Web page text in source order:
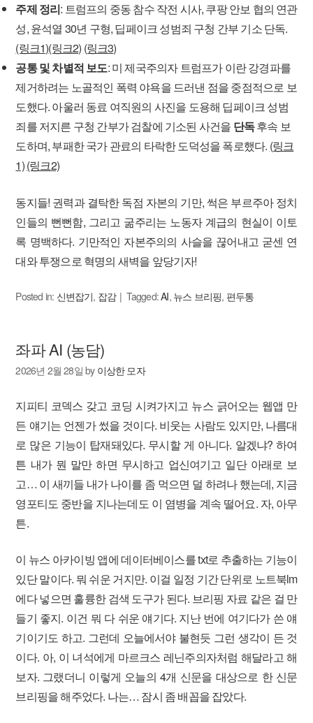
주제 정리: 트럼프의 중동 참수 작전 시사, 쿠팡 안보 협의 연관
성, 윤석열 30년 구형, 딥페이크 성범죄 구청 간부 기소 단독.
(링크1)(링크2) (링크3)
공통 및 차별적 보도: 미 제국주의자 트럼프가 이란 강경파를
제거하려는 노골적인 폭력 야욕을 드러낸 점을 중점적으로 보
도했다. 아울러 동료 여직원의 사진을 도용해 딥페이크 성범
죄를 저지른 구청 간부가 검찰에 기소된 사건을 단독후속 보
도하며, 부패한 국가 관료의 타락한 도덕성을 폭로했다. (링크
1)(링크2)
동지들! 권력과 결탁한 독점 자본의 기만, 썩은 부르주아 정치
인들의 뻔뻔함, 그리고 굶주리는 노동자 계급의 현실이 이토
록 명백하다. 기만적인 자본주의의 사슬을 끊어내고 굳센 연
대와 투쟁으로 혁명의 새벽을 앞당기자!
Posted in: 신변잡기, 잡감 Tagged:AI, 뉴스 브리핑, 편두통
좌파 AI (농담)
2026년 2월 28일 by 이상한 모자
지피티 코덱스 갖고 코딩 시켜가지고 뉴스 긁어오는 웹앱 만
든 얘기는 언젠가 썼을 것이다. 비웃는 사람도 있지만, 나름대
로 많은 기능이 탑재돼있다. 무시할 게 아니다. 알겠냐? 하여
튼 내가 뭔 말만 하면 무시하고 업신여기고 일단 아래로 보
고… 이 새끼들 내가 나이를 좀 먹으면 덜 하려나 했는데, 지금
영포티도 중반을 지나는데도 이 염병을 계속 떨어요. 자, 아무
튼.
이 뉴스 아카이빙 앱에 데이터베이스를 txt로 추출하는 기능이
있단 말이다. 뭐 쉬운 거지만. 이걸 일정 기간 단위로 노트북lm
에다 넣으면 훌륭한 검색 도구가 된다. 브리핑 자료 같은 걸 만
들기 좋지. 이건 뭐 다 쉬운 얘기다. 지난 번에 여기다가 쓴 얘
기이기도 하고. 그런데 오늘에서야 불현듯 그런 생각이 든 것
이다. 아, 이 녀석에게 마르크스 레닌주의자처럼 해달라고 해
보자. 그랬더니 이렇게 오늘의 4개 신문을 대상으로 한 신문
브리핑을 해주었다. 나는… 잠시 좀 배꼽을 잡았다.